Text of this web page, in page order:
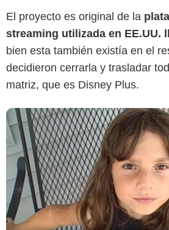
El proyecto es original de la
streaming utilizada en EE.UU.
bien esta también existía en el
decidieron cerrarla y trasladar
matriz, que es Disney Plus.